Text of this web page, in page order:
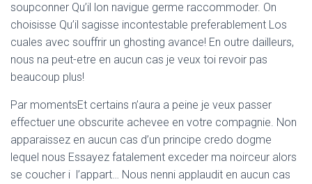
soupconner Qu’il lon navigue germe raccommoder. On
choisisse Qu’il sagisse incontestable preferablement Los
cuales avec souffrir un ghosting avance! En outre dailleurs,
nous na peut-etre en aucun cas je veux toi revoir pas
beaucoup plus!
Par momentsEt certains n’aura a peine je veux passer
effectuer une obscurite achevee en votre compagnie. Non
apparaissez en aucun cas d’un principe credo dogme
lequel nous Essayez fatalement exceder ma noirceur alors
se coucher i l’appart… Nous nenni applaudit en aucun cas